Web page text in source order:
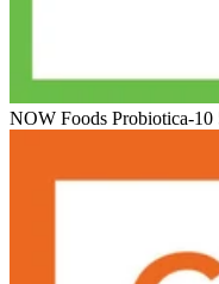
NOW Foods Probiotica-10